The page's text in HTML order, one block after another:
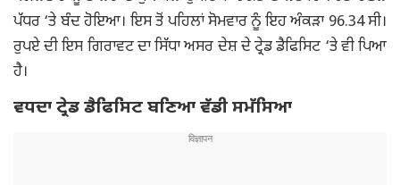
ਪੱਧਰ ‘ਤੇ ਬੰਦ ਹੋਇਆ। ਇਸ ਤੋਂ ਪਹਿਲਾਂ ਸੋਮਵਾਰ ਨੂੰ ਇਹ ਅੰਕੜਾ 96.34 ਸੀ।
ਰੁਪਏ ਦੀ ਇਸ ਗਿਰਾਵਟ ਦਾ ਸਿੱਧਾ ਅਸਰ ਦੇਸ਼ ਦੇ ਟ੍ਰੇਡ ਡੈਫਿਸਿਟ ‘ਤੇ ਵੀ ਪਿਆ
ਹੈ।
ਵਧਦਾ ਟ੍ਰੇਡ ਡੈਫਿਸਿਟ ਬਣਿਆ ਵੱਡੀ ਸਮੱਸਿਆ